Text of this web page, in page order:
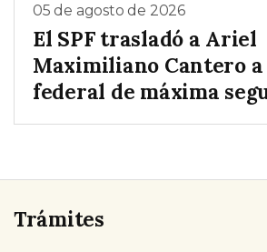
05 de agosto de 2026
El SPF trasladó a Ariel
Maximiliano Cantero
federal de máxima
Trámites